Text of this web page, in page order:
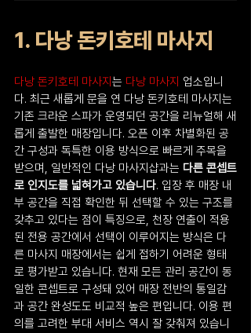
1. 다낭 돈키호테 마사지
다낭 돈키호테 마사지 는 다낭 마사지 업소입니
다. 최근 새롭게 문을 연 다낭 돈키호테 마사지는
기존 크라운 스파가 운영되던 공간을 리뉴얼해 새
롭게 출발한 매장입니다. 오픈 이후 차별화된 공
간 구성과 독특한 이용 방식으로 빠르게 주목을
받으며, 일반적인 다낭 마사지샵과는 다른 콘셉트
로 인지도를 넓혀가고 있습니다. 입장 후 매장 내
부 공간을 직접 확인한 뒤 선택할 수 있는 구조를
갖추고 있다는 점이 특징으로, 천장 연출이 적용
된 전용 공간에서 선택이 이루어지는 방식은 다
른 마사지 매장에서는 쉽게 접하기 어려운 형태
로 평가받고 있습니다. 현재 모든 관리 공간이 동
일한 콘셉트로 구성돼 있어 매장 전반의 통일감
과 공간 완성도도 비교적 높은 편입니다. 이용 편
의를 고려한 부대 서비스 역시 잘 갖춰져 있습니